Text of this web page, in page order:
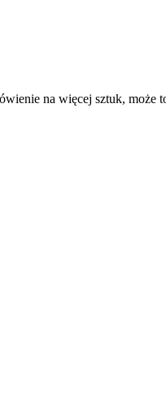
na więcej sztuk, może